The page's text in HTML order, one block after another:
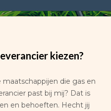
kiezen?
die gas en
past bij mij? Dat is
en behoeften. Hecht jij